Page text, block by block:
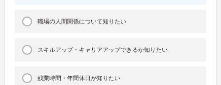
職場の人間関係について知りたい
スキルアップ・キャリアアップできるか知りたい
残業時間・年間休日が知りたい